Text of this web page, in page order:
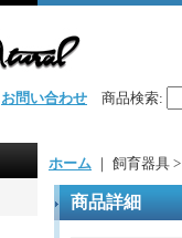
お問い合わせ 商品検索:
ホーム ｜ 飼育器具 >
商品詳細